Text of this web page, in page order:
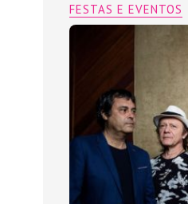
FESTAS E EVENTOS